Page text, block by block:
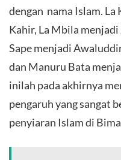
dengan nama Islam. La
Kahir, La Mbila
Sape menjadi
dan Manuru Bata
inilah pada akhirnya
pengaruh yang sangat
penyiaran Islam di